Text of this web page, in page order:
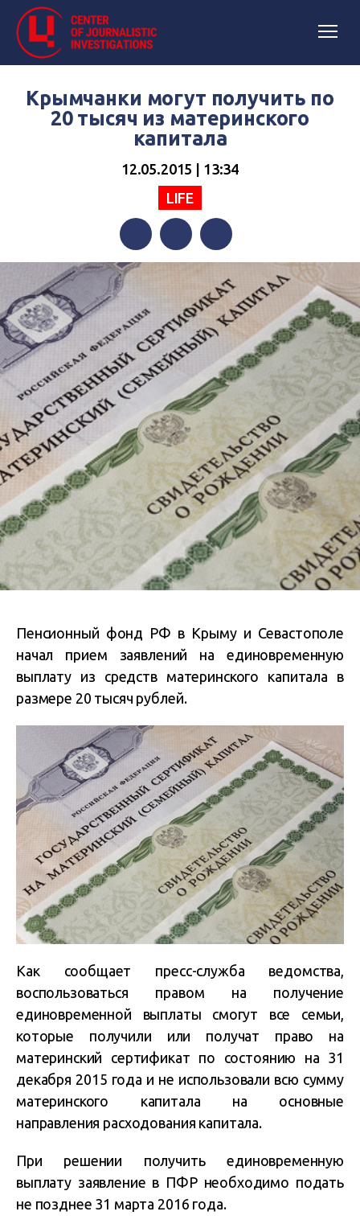
Крымчанки могут получить по
20 тысяч из материнского
капитала
12.05.2015 | 13:34
LIFE
FacebookTwitterTelegram
Пенсионный фонд РФ в Крыму и Севастополе
начал прием заявлений на единовременную
выплату из средств материнского капитала в
размере 20 тысяч рублей.
Как сообщает пресс-служба ведомства,
воспользоваться правом на получение
единовременной выплаты смогут все семьи,
которые получили или получат право на
материнский сертификат по состоянию на 31
декабря 2015 года и не использовали всю сумму
материнского капитала на основные
направления расходования капитала.
При решении получить единовременную
выплату заявление в ПФР необходимо подать
не позднее 31 марта 2016 года.